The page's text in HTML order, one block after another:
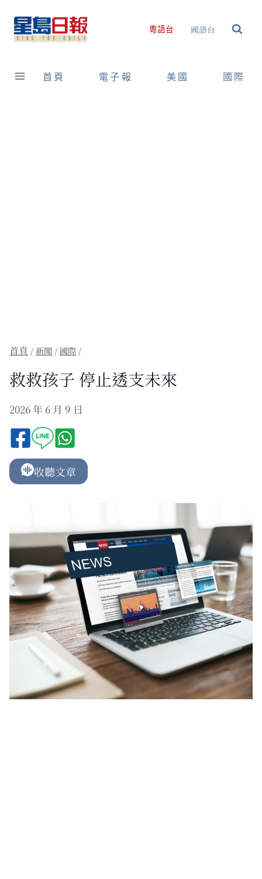
content
粵語台 國語台
首頁 電子報 美國 國際
/新聞 / 國際 /
救救孩子 停止透支未來
2026 年 6 月 9 日
收聽文章